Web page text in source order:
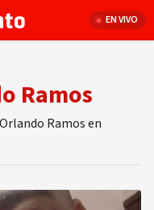
EN VIVO
Ramos
Ramos en